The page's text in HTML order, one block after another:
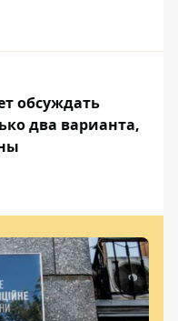
обсуждать
два варианта,